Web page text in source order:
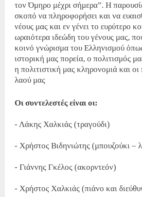
τον Όμηρο μέχρι σήμερα”. Η
σκοπό να πληροφορήσει και να
νέους μας και εν γένει το ευρύτερο
ωραιότερα ιδεώδη του γένους μας,
κοινό γνώρισμα του Ελληνισμού
ιστορική μας πορεία, ο πολιτισμός
η πολιτιστική μας κληρονομιά και
λαού μας
Οι συντελεστές είναι οι:
- Λάκης Χαλκιάς (τραγούδι)
- Χρήστος Βιδηνιώτης (μπουζούκι –
- Γιάννης Γκέλος (ακορντεόν)
- Χρήστος Χαλκιάς (πιάνο και